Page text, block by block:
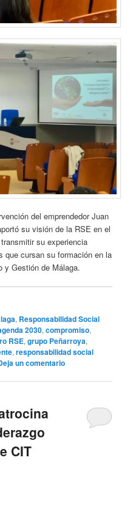
del emprendedor Juan
su visión de la RSE en el
su experiencia
que cursan su formaciónen la
y Gestión de Málaga.
, Responsabilidad Social
2030,compromiso,
RSE,grupo Peñarroya,
,responsabilidad social
un comentario
CIT